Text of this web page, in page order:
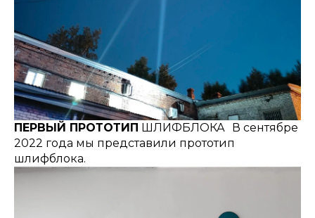
ПЕРВЫЙ ПРОТОТИП ШЛИФБЛОКА В сентябре
2022 года мы представили прототип
шлифблока.